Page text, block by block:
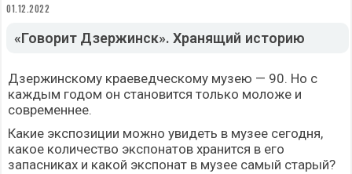
01.12.2022
«Говорит Дзержинск». Хранящий историю
Дзержинскому краеведческому музею — 90. Но с
каждым годом он становится только моложе и
современнее.
Какие экспозиции можно увидеть в музее сегодня,
какое количество экспонатов хранится в его
запасниках и какой экспонат в музее самый старый?